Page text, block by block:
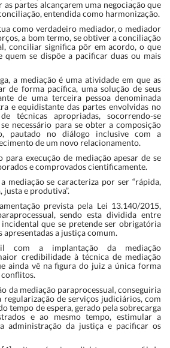
partes alcançarem uma negociação que
entendida como harmonização.
como verdadeiro mediador, o mediador
a bom termo, se obtiver a conciliação
conciliar significa pôr em acordo, o que
quem se dispõe a pacificar duas ou mais
a mediação é uma atividade em que as
de forma pacífica, uma solução de seus
de uma terceira pessoa denominada
e equidistante das partes envolvidas no
técnicas apropriadas, socorrendo-se
necessário para se obter a composição
pautado no diálogo inclusive com a
de um novo relacionamento.
execução de mediação apesar de se
e comprovados cientificamente.
mediação se caracteriza por ser “rápida,
e produtiva”.
prevista pela Lei 13.140/2015,
sendo esta dividida entre
que se pretende ser obrigatória
apresentadas a justiça comum.
com a implantação da mediação
credibilidade à técnica de mediação
ainda vê na figura do juiz a única forma
conflitos.
da mediação paraprocessual, conseguiria
de serviços judiciários, com
tempo de espera, gerado pela sobrecarga
e ao mesmo tempo, estimular a
administração da justiça e pacificar os